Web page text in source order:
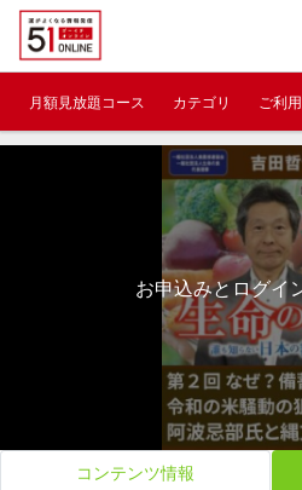
月額見放題コース カテゴリ ご利
お申込みとログイ
コンテンツ情報